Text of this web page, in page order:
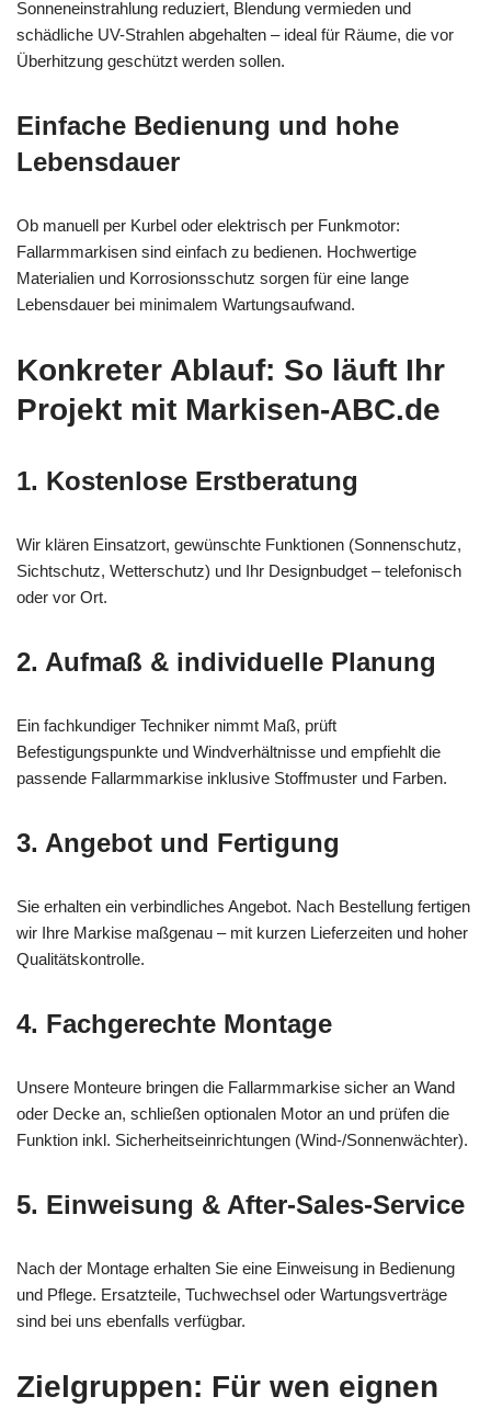
Sonneneinstrahlung reduziert, Blendung vermieden und
schädliche UV-Strahlen abgehalten – ideal für Räume, die vor
Überhitzung geschützt werden sollen.
Einfache Bedienung und hohe
Lebensdauer
Ob manuell per Kurbel oder elektrisch per Funkmotor:
Fallarmmarkisen sind einfach zu bedienen. Hochwertige
Materialien und Korrosionsschutz sorgen für eine lange
Lebensdauer bei minimalem Wartungsaufwand.
Konkreter Ablauf: So läuft Ihr
Projekt mit Markisen-ABC.de
1. Kostenlose Erstberatung
Wir klären Einsatzort, gewünschte Funktionen (Sonnenschutz,
Sichtschutz, Wetterschutz) und Ihr Designbudget – telefonisch
oder vor Ort.
2. Aufmaß & individuelle Planung
Ein fachkundiger Techniker nimmt Maß, prüft
Befestigungspunkte und Windverhältnisse und empfiehlt die
passende Fallarmmarkise inklusive Stoffmuster und Farben.
3. Angebot und Fertigung
Sie erhalten ein verbindliches Angebot. Nach Bestellung fertigen
wir Ihre Markise maßgenau – mit kurzen Lieferzeiten und hoher
Qualitätskontrolle.
4. Fachgerechte Montage
Unsere Monteure bringen die Fallarmmarkise sicher an Wand
oder Decke an, schließen optionalen Motor an und prüfen die
Funktion inkl. Sicherheitseinrichtungen (Wind-/Sonnenwächter).
5. Einweisung & After-Sales-Service
Nach der Montage erhalten Sie eine Einweisung in Bedienung
und Pflege. Ersatzteile, Tuchwechsel oder Wartungsverträge
sind bei uns ebenfalls verfügbar.
Zielgruppen: Für wen eignen